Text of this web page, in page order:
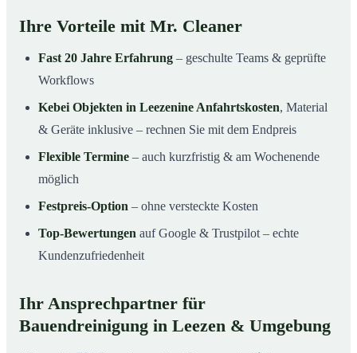
Ihre Vorteile mit Mr. Cleaner
Fast 20 Jahre Erfahrung – geschulte Teams & geprüfte
Workflows
Kebei Objekten in Leezenine Anfahrtskosten, Material
& Geräte inklusive – rechnen Sie mit dem Endpreis
Flexible Termine – auch kurzfristig & am Wochenende
möglich
Festpreis-Option – ohne versteckte Kosten
Top-Bewertungen auf Google & Trustpilot – echte
Kundenzufriedenheit
Ihr Ansprechpartner für
Bauendreinigung in Leezen & Umgebung